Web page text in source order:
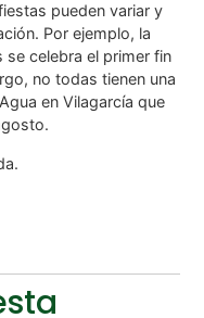
pueden variar y
Por ejemplo, la
se celebra el primer fin
no todas tienen una
en Vilagarcía que